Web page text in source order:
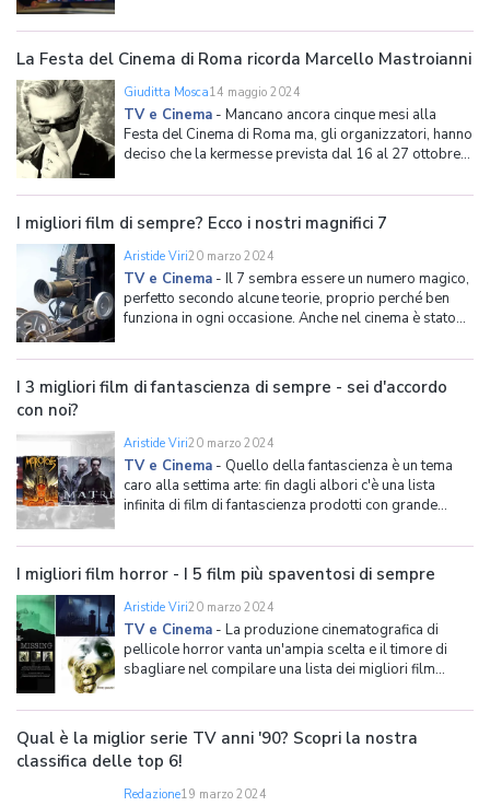
piattaforme di streaming è tale da diventare obiettivo
ghiotto per hacker e furbetti di ogni latitudine.
La Festa del Cinema di Roma ricorda Marcello Mastroianni
Giuditta Mosca14 maggio 2024
TV e Cinema - Mancano ancora cinque mesi alla
Festa del Cinema di Roma ma, gli organizzatori, hanno
deciso che la kermesse prevista dal 16 al 27 ottobre
celebrare i 100 anni dalla nascita dell’attore avvenuta
I migliori film di sempre? Ecco i nostri magnifici 7
Aristide Viri20 marzo 2024
TV e Cinema - Il 7 sembra essere un numero magico,
perfetto secondo alcune teorie, proprio perché ben
funziona in ogni occasione. Anche nel cinema è stato
dell'oca selvaggia, ma anche al più recente Seven. Lo
abbiamo preso in prestito anche noi per questo art
I 3 migliori film di fantascienza di sempre - sei d'accordo
con noi?
Aristide Viri20 marzo 2024
TV e Cinema - Quello della fantascienza è un tema
caro alla settima arte: fin dagli albori c'è una lista
infinita di film di fantascienza prodotti con grande
probabilmente proprio per questo ha spinto tanti
sceneggiatori e cineasti a cimentarvisi, spaziando
I migliori film horror - I 5 film più spaventosi di sempre
Aristide Viri20 marzo 2024
TV e Cinema - La produzione cinematografica di
pellicole horror vanta un'ampia scelta e il timore di
sbagliare nel compilare una lista dei migliori film
soddisfare tutti, ma abbiamo voluto selezionarne
solamente 5 di particolare importanza nel loro genere.
Speriamo ch
Qual è la miglior serie TV anni '90? Scopri la nostra
classifica delle top 6!
Redazione19 marzo 2024